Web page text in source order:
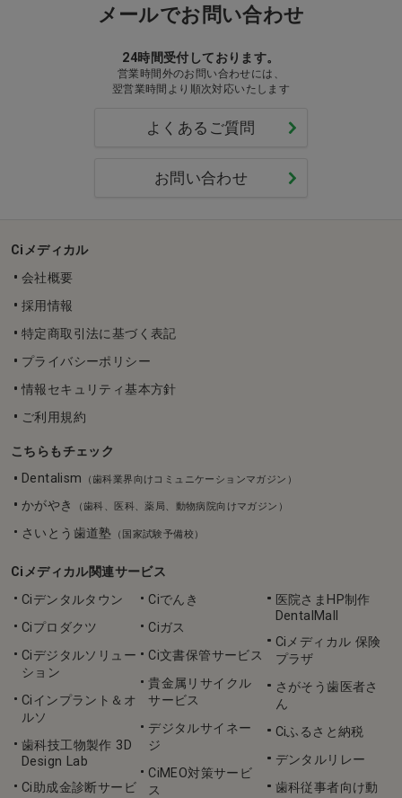
メールでお問い合わせ
24時間受付しております。
営業時間外のお問い合わせには、
翌営業時間より順次対応いたします
よくあるご質問
お問い合わせ
Ciメディカル
会社概要
採用情報
特定商取引法に基づく表記
プライバシーポリシー
情報セキュリティ基本方針
ご利用規約
こちらもチェック
Dentalism
（歯科業界向けコミュニケーションマガジン）
かがやき （歯科、医科、薬局、動物病院向けマガジン）
さいとう歯道塾 （国家試験予備校）
Ciメディカル関連サービス
Ciデンタルタウン
Ciプロダクツ
Ciデジタルソリュー
ション
Ciインプラント＆オ
ルソ
歯科技工物製作 3D
Design Lab
Ci助成金診断サービ
Ciでんき
Ciガス
Ci文書保管サービス
貴金属リサイクル
サービス
デジタルサイネー
ジ
CiMEO対策サービ
ス
医院さまHP制作
DentalMall
Ciメディカル 保険
プラザ
さがそう歯医者さ
ん
Ciふるさと納税
デンタルリレー
歯科従事者向け動